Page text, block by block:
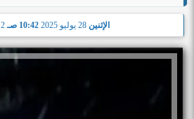
الإثنين 10:42 صـ 2 صفر 1447